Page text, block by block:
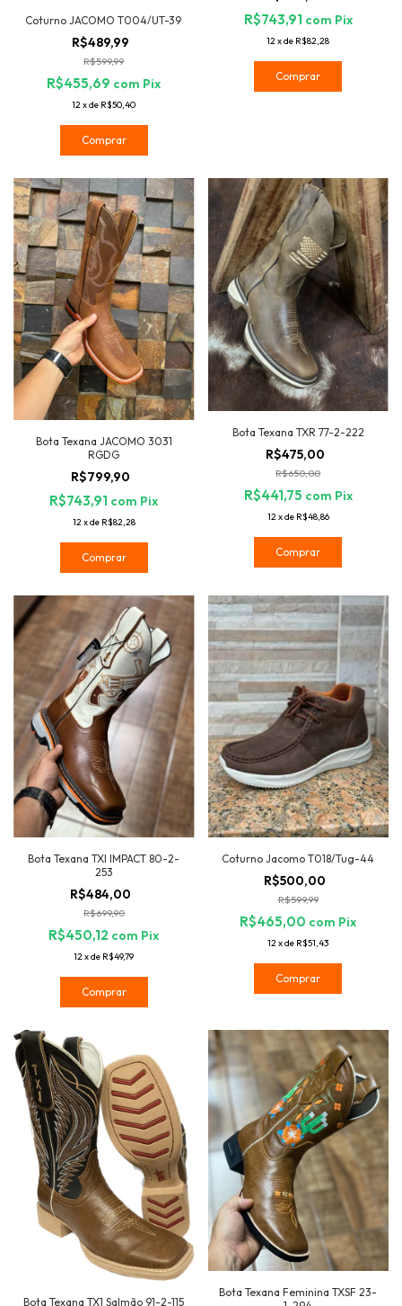
Coturno JACOMO T004/UT-39
R$489,99
R$599,99
R$455,69 com Pix
12xde R$50,40
Comprar
R$743,91 com Pix
12xde R$82,28
Comprar
Bota Texana JACOMO 3031
RGDG
R$799,90
R$743,91 com Pix
12xde R$82,28
Comprar
Bota Texana TXR 77-2-222
R$475,00
R$650,00
R$441,75 com Pix
12xde R$48,86
Comprar
Bota Texana TXI IMPACT 80-2-
253
R$484,00
R$699,90
R$450,12 com Pix
12 xde R$49,79
Comprar
Coturno Jacomo T018/Tug-44
R$500,00
R$599,99
R$465,00 com Pix
12 xde R$51,43
Comprar
Bota Texana TX1 Salmão 91-2-115
Bota Texana Feminina TXSF 23-